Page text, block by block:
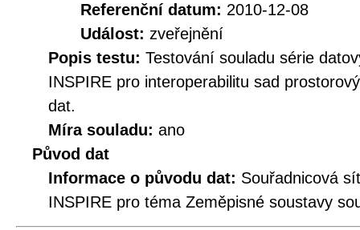
Referenční datum: 2010-12-08
Událost: zveřejnění
Popis testu: Testování souladu série
INSPIRE pro interoperabilitu sad
dat.
Míra souladu: ano
Původ dat
Informace o původu dat: Souřadnicová
INSPIRE pro téma Zeměpisné soustavy